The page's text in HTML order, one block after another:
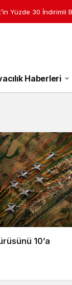
Ayda 11,8 Milyon
Haberleri
10’a